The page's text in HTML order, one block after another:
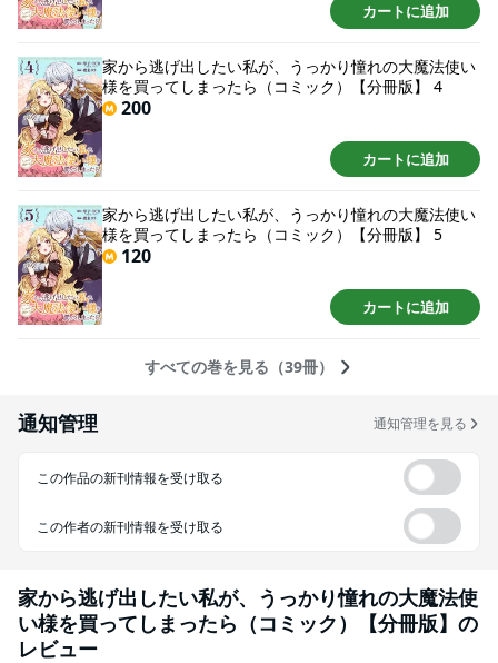
カートに追加
家から逃げ出したい私が、うっかり憧れの大魔法使い
様を買ってしまったら（コミック）【分冊版】 4
200
カートに追加
家から逃げ出したい私が、うっかり憧れの大魔法使い
様を買ってしまったら（コミック）【分冊版】 5
120
カートに追加
すべての巻を見る（39冊）
通知管理 通知管理を見る
この作品の新刊情報を受け取る
この作者の新刊情報を受け取る
家から逃げ出したい私が、うっかり憧れの大魔法使
い様を買ってしまったら（コミック）【分冊版】 の
レビュー